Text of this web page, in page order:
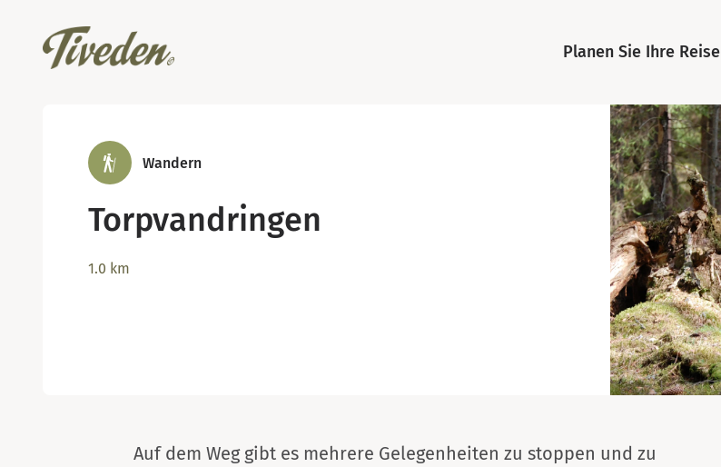
Planen Sie Ihre Reise
Wandern
Torpvandringen
1.0 km
Auf dem Weg gibt es mehrere Gelegenheiten zu stoppen und zu